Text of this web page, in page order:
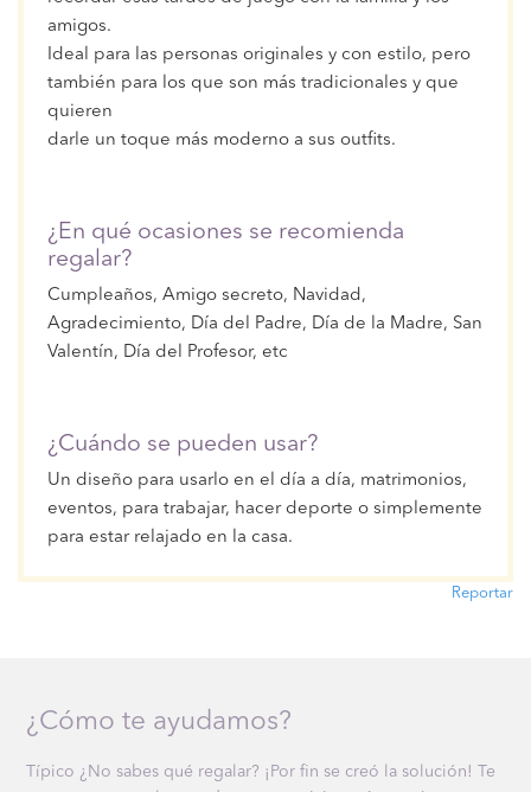
amigos.
Ideal para las personas originales y con estilo, pero
también para los que son más tradicionales y que
quieren
darle un toque más moderno a sus outfits.
¿En qué ocasiones se recomienda
regalar?
Cumpleaños, Amigo secreto, Navidad,
Agradecimiento, Día del Padre, Día de la Madre, San
Valentín, Día del Profesor, etc
¿Cuándo se pueden usar?
Un diseño para usarlo en el día a día, matrimonios,
eventos, para trabajar, hacer deporte o simplemente
para estar relajado en la casa.
Reportar
¿Cómo te ayudamos?
Típico ¿No sabes qué regalar? ¡Por fin se creó la solución! Te